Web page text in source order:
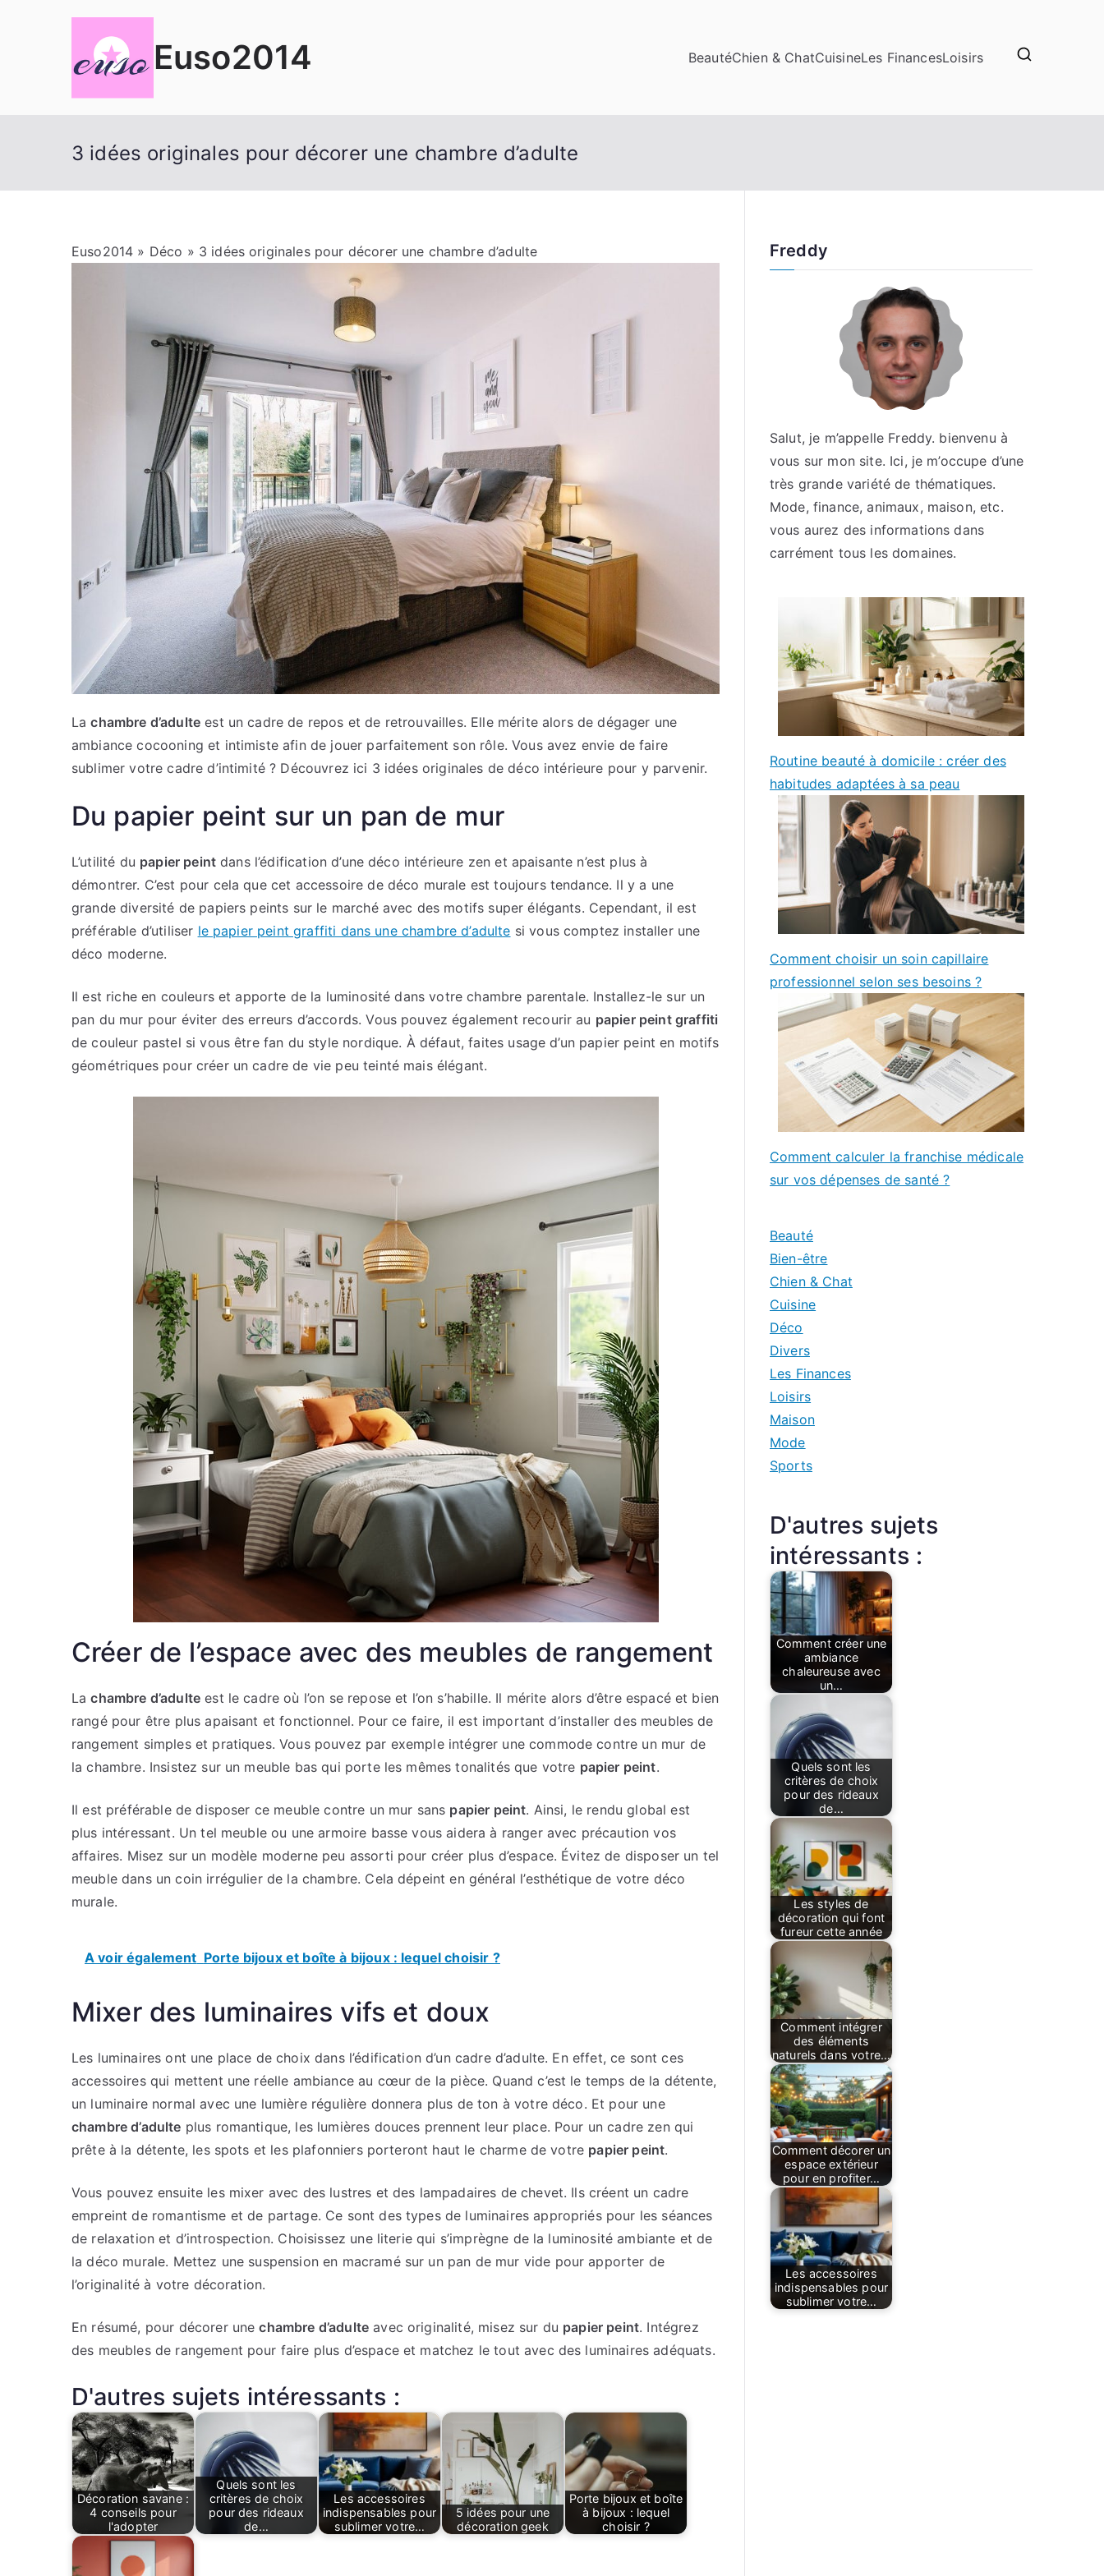
Euso2014 BeautéChien & ChatCuisineLes FinancesLoisirs
3 idées originales pour décorer une chambre d’adulte
Euso2014 » Déco » 3 idées originales pour décorer une chambre d’adulte
Lachambre d’adulte est un cadre de repos et de retrouvailles. Elle mérite alors de dégager une
ambiance cocooning et intimiste afin de jouer parfaitement son rôle. Vous avez envie de faire
sublimer votre cadre d’intimité ? Découvrez ici 3 idées originales de déco intérieure pour y parvenir.
Du papier peint sur un pan de mur
L’utilité du papier peint dans l’édification d’une déco intérieure zen et apaisante n’est plus à
démontrer. C’est pour cela que cet accessoire de déco murale est toujours tendance. Il y a une
grande diversité de papiers peints sur le marché avec des motifs super élégants. Cependant, il est
préférable d’utiliser le papier peint graffiti dans une chambre d’adulte si vous comptez installer une
déco moderne.
Il est riche en couleurs et apporte de la luminosité dans votre chambre parentale. Installez-le sur un
pan du mur pour éviter des erreurs d’accords. Vous pouvez également recourir au papier peint graffiti
de couleur pastel si vous être fan du style nordique. À défaut, faites usage d’un papier peint en motifs
géométriques pour créer un cadre de vie peu teinté mais élégant.
Créer de l’espace avec des meubles de rangement
Lachambre d’adulte est le cadre où l’on se repose et l’on s’habille. Il mérite alors d’être espacé et bien
rangé pour être plus apaisant et fonctionnel. Pour ce faire, il est important d’installer des meubles de
rangement simples et pratiques. Vous pouvez par exemple intégrer une commode contre un mur de
la chambre. Insistez sur un meuble bas qui porte les mêmes tonalités que votre papier peint.
Il est préférable de disposer ce meuble contre un mur sans papier peint. Ainsi, le rendu global est
plus intéressant. Un tel meuble ou une armoire basse vous aidera à ranger avec précaution vos
affaires. Misez sur un modèle moderne peu assorti pour créer plus d’espace. Évitez de disposer un tel
meuble dans un coin irrégulier de la chambre. Cela dépeint en général l’esthétique de votre déco
murale.
A voir également Porte bijoux et boîte à bijoux : lequel choisir ?
Mixer des luminaires vifs et doux
Les luminaires ont une place de choix dans l’édification d’un cadre d’adulte. En effet, ce sont ces
accessoires qui mettent une réelle ambiance au cœur de la pièce. Quand c’est le temps de la détente,
un luminaire normal avec une lumière régulière donnera plus de ton à votre déco. Et pour une
chambre d’adulte plus romantique, les lumières douces prennent leur place. Pour un cadre zen qui
prête à la détente, les spots et les plafonniers porteront haut le charme de votre papier peint.
Vous pouvez ensuite les mixer avec des lustres et des lampadaires de chevet. Ils créent un cadre
empreint de romantisme et de partage. Ce sont des types de luminaires appropriés pour les séances
de relaxation et d’introspection. Choisissez une literie qui s’imprègne de la luminosité ambiante et de
la déco murale. Mettez une suspension en macramé sur un pan de mur vide pour apporter de
l’originalité à votre décoration.
En résumé, pour décorer unechambre d’adulte avec originalité, misez sur du papier peint. Intégrez
des meubles de rangement pour faire plus d’espace et matchez le tout avec des luminaires adéquats.
D'autres sujets intéressants :
Décoration savane :
4 conseils pour
l'adopter
Quels sont les
critères de choix
pour des rideaux
de…
Les accessoires
indispensables pour
sublimer votre…
5 idées pour une
décoration geek
Porte bijoux et boîte
à bijoux : lequel
choisir ?
Freddy
Salut, je m’appelle Freddy. bienvenu à
vous sur mon site. Ici, je m’occupe d’une
très grande variété de thématiques.
Mode, finance, animaux, maison, etc.
vous aurez des informations dans
carrément tous les domaines.
Routine beauté à domicile : créer des
habitudes adaptées à sa peau
Comment choisir un soin capillaire
professionnel selon ses besoins ?
Comment calculer la franchise médicale
sur vos dépenses de santé ?
Beauté
Bien-être
Chien & Chat
Cuisine
Déco
Divers
Les Finances
Loisirs
Maison
Mode
Sports
D'autres sujets
intéressants :
Comment créer une
ambiance
chaleureuse avec
un…
Quels sont les
critères de choix
pour des rideaux
de…
Les styles de
décoration qui font
fureur cette année
Comment intégrer
des éléments
naturels dans votre…
Comment décorer un
espace extérieur
pour en profiter…
Les accessoires
indispensables pour
sublimer votre…